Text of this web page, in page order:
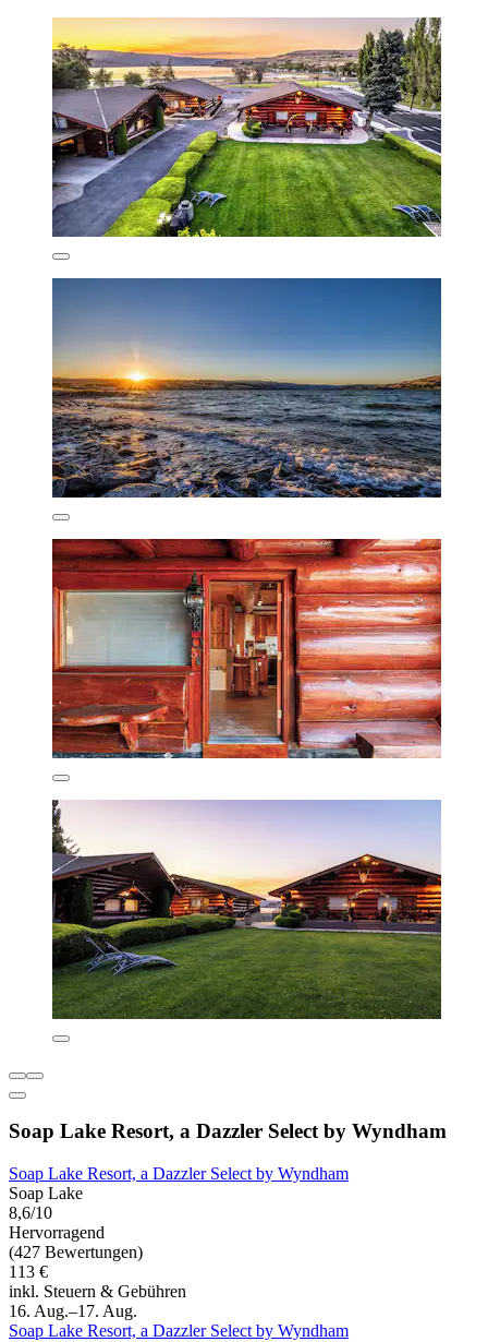
Soap Lake Resort, a Dazzler Select by Wyndham
Soap Lake Resort, a Dazzler Select by Wyndham
Soap Lake
8,6/10
Hervorragend
(427 Bewertungen)
113 €
inkl. Steuern & Gebühren
16. Aug.–17. Aug.
Soap Lake Resort, a Dazzler Select by Wyndham